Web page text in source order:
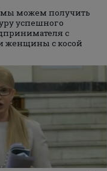
мы можем получить
успешного
с
женщины с косой